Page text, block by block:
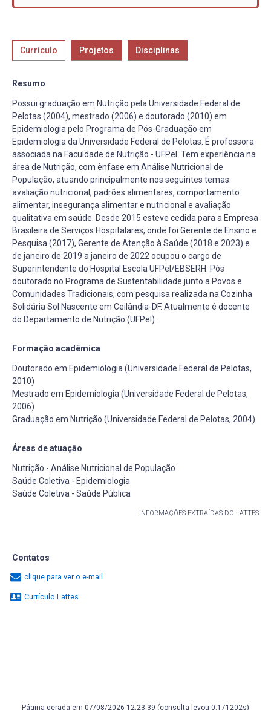
Currículo Projetos Disciplinas
Resumo
Possui graduação em Nutrição pela Universidade Federal de
Pelotas (2004), mestrado (2006) e doutorado (2010) em
Epidemiologia pelo Programa de Pós-Graduação em
Epidemiologia da Universidade Federal de Pelotas. É professora
associada na Faculdade de Nutrição - UFPel. Tem experiência na
área de Nutrição, com ênfase em Análise Nutricional de
População, atuando principalmente nos seguintes temas:
avaliação nutricional, padrões alimentares, comportamento
alimentar, insegurança alimentar e nutricional e avaliação
qualitativa em saúde. Desde 2015 esteve cedida para a Empresa
Brasileira de Serviços Hospitalares, onde foi Gerente de Ensino e
Pesquisa (2017), Gerente de Atenção à Saúde (2018 e 2023) e
de janeiro de 2019 a janeiro de 2022 ocupou o cargo de
Superintendente do Hospital Escola UFPel/EBSERH. Pós
doutorado no Programa de Sustentabilidade junto a Povos e
Comunidades Tradicionais, com pesquisa realizada na Cozinha
Solidária Sol Nascente em Ceilândia-DF. Atualmente é docente
do Departamento de Nutrição (UFPel).
Formação acadêmica
Doutorado em Epidemiologia (Universidade Federal de Pelotas,
2010)
Mestrado em Epidemiologia (Universidade Federal de Pelotas,
2006)
Graduação em Nutrição (Universidade Federal de Pelotas, 2004)
Áreas de atuação
Nutrição - Análise Nutricional de População
Saúde Coletiva - Epidemiologia
Saúde Coletiva - Saúde Pública
INFORMAÇÕES EXTRAÍDAS DO LATTES
Contatos
clique para ver o e-mail
Currículo Lattes
Página gerada em 07/08/2026 12:23:39 (consulta levou 0.171202s)